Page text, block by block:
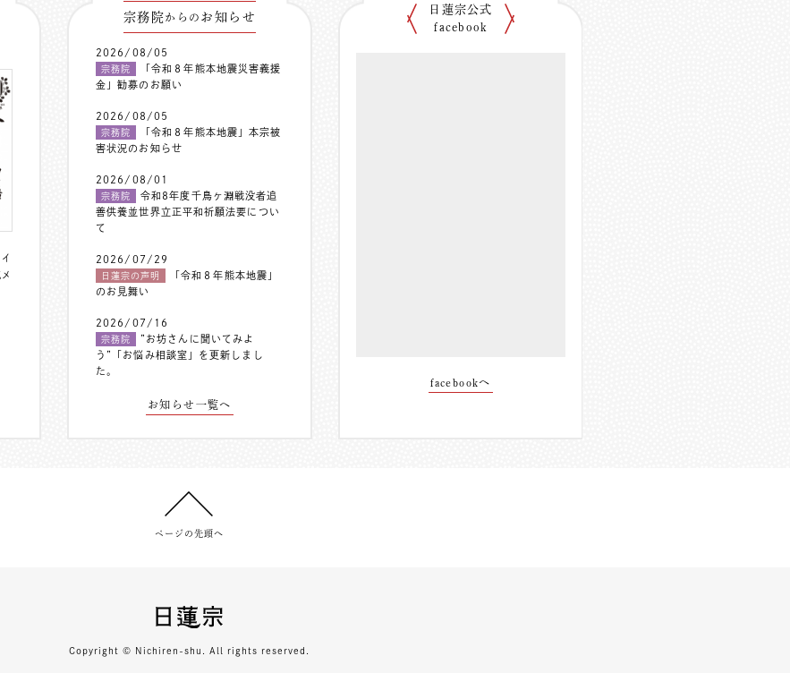
宗務院からの お知らせ
2026/08/05
宗務院
「令和８年熊本地震災害義援
金」勧募のお願い
2026/08/05
宗務院
「令和８年熊本地震」本宗被
害状況のお知らせ
2026/08/01
宗務院
令和8年度千鳥ヶ淵戦没者追
善供養並世界立正平和祈願法要につい
て
2026/07/29
日蓮宗の声明
「令和８年熊本地震」
のお見舞い
2026/07/16
宗務院
”お坊さんに聞いてみよ
う”「お悩み相談室」を更新しまし
た。
お知らせ一覧へ
日蓮宗公式
facebook
facebookへ
ページの先頭へ
Copyright © Nichiren-shu. All rights reserved.